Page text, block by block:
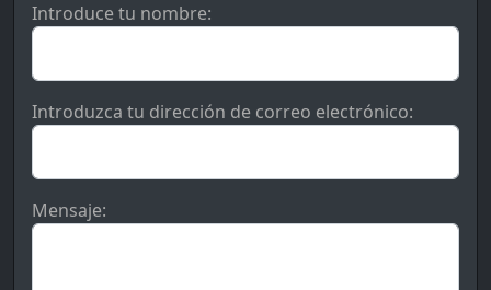
Introduce tu nombre:
Introduzca tu dirección de correo electrónico:
Mensaje: